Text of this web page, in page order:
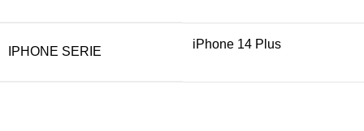
IPHONE SERIE
iPhone 14 Plus